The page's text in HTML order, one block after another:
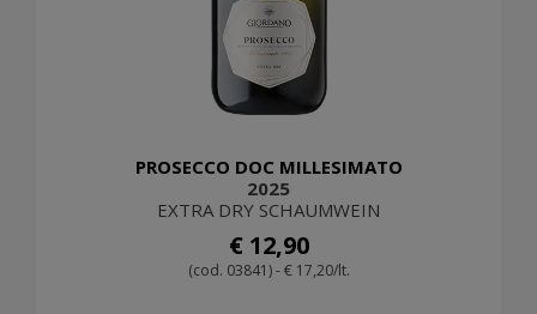
PROSECCO DOC MILLESIMATO
2025
EXTRA DRY SCHAUMWEIN
€ 12,90
(cod. 03841) - € 17,20/lt.